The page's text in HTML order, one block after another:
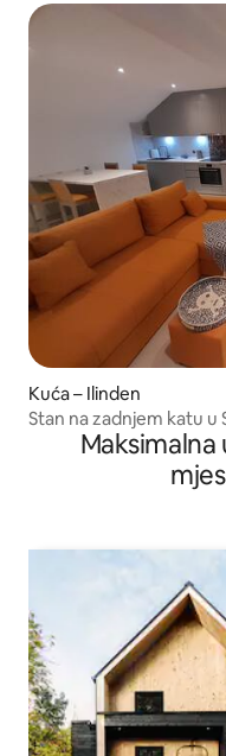
Kuća – Ilinden
Stan na zadnjem katu u